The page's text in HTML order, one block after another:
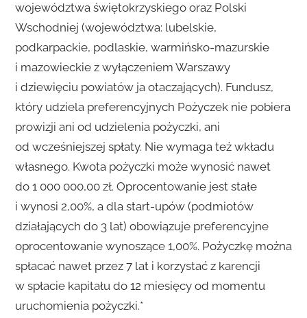
województwa świętokrzyskiego oraz Polski
Wschodniej (województwa: lubelskie,
podkarpackie, podlaskie, warmińsko-mazurskie
i mazowieckie z wyłączeniem Warszawy
i dziewięciu powiatów ja otaczających). Fundusz,
który udziela preferencyjnych Pożyczek nie pobiera
prowizji ani od udzielenia pożyczki, ani
od wcześniejszej spłaty. Nie wymaga też wkładu
własnego. Kwota pożyczki może wynosić nawet
do 1 000 000,00 zł. Oprocentowanie jest stałe
i wynosi 2,00%, a dla start-upów (podmiotów
działających do 3 lat) obowiązuje preferencyjne
oprocentowanie wynoszące 1,00%. Pożyczkę można
spłacać nawet przez 7 lat i korzystać z karencji
w spłacie kapitału do 12 miesięcy od momentu
uruchomienia pożyczki.*